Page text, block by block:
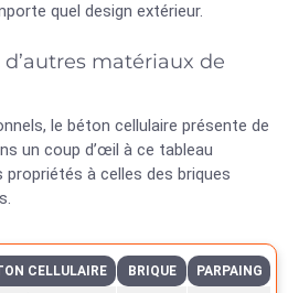
quel design extérieur.
matériaux de
le béton cellulaire présente de
un coup d’œil à ce tableau
à celles des briques
CELLULAIRE BRIQUE
PARPAING